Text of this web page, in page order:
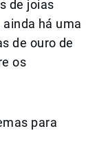
de joias
há uma
de ouro de
os
para